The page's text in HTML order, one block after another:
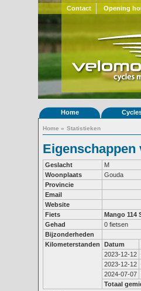
Contact Opening
Home
Home » Statistieken
Eigenschappen
Geslacht
M
Woonplaats
Gouda
Provincie
Email
Website
Fiets
Mango 114
Gehad
0 fietsen
Bijzonderheden
Kilometerstanden
Datum
2023-12-12
2023-12-12
2024-07-07
Totaal